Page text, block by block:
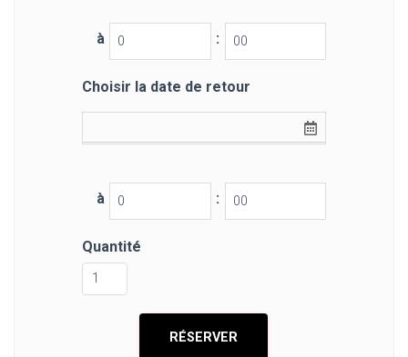
à :
Choisir la date de retour
à :
Quantité